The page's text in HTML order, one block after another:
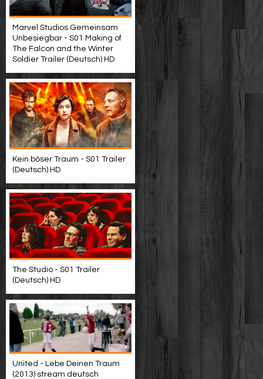
Marvel Studios Gemeinsam
Unbesiegbar - S01 Making of
The Falcon and the Winter
Soldier Trailer (Deutsch) HD
Kein böser Traum - S01 Trailer
(Deutsch) HD
The Studio - S01 Trailer
(Deutsch) HD
United - Lebe Deinen Traum
(2013) stream deutsch